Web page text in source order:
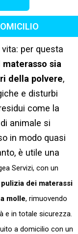
per questa
sia
della polvere,
e disturbi
come la
animale si
in modo quasi
è utile una
Servizi, con un
pulizia dei materassi
molle, rimuovendo
e in totale sicurezza.
a domicilio con un